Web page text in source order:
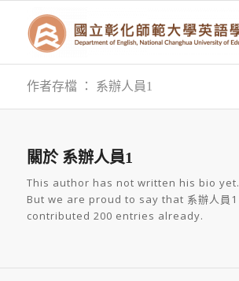
作者存檔 ： 系辦人員1
關於 系辦人員1
This author has not written his bio yet.
But we are proud to say that 系辦人員1
contributed 200 entries already.